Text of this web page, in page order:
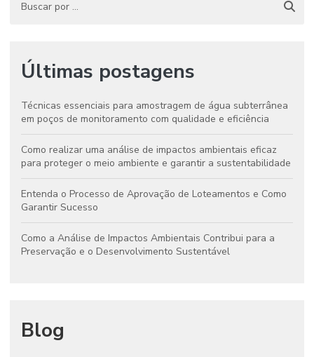
Últimas postagens
Técnicas essenciais para amostragem de água subterrânea
em poços de monitoramento com qualidade e eficiência
Como realizar uma análise de impactos ambientais eficaz
para proteger o meio ambiente e garantir a sustentabilidade
Entenda o Processo de Aprovação de Loteamentos e Como
Garantir Sucesso
Como a Análise de Impactos Ambientais Contribui para a
Preservação e o Desenvolvimento Sustentável
Blog